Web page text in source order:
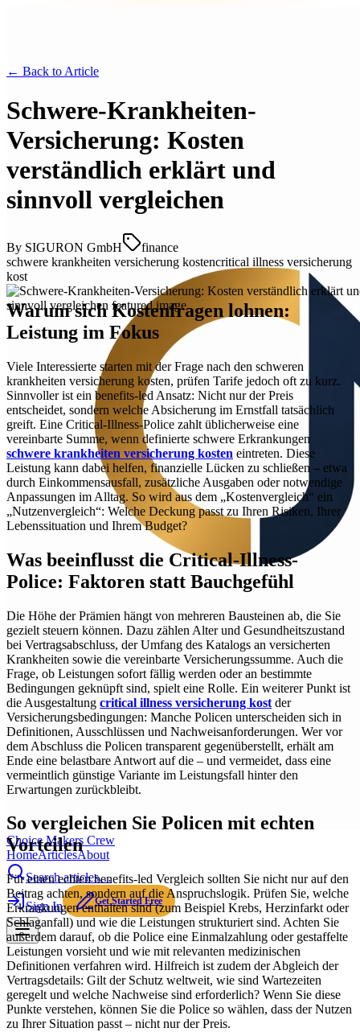
Choice Makers Crew
HomeArticlesAbout
Search articles…
Sign In Get Started Free
← Back to Article
Schwere-Krankheiten-
Versicherung: Kosten
verständlich erklärt und
sinnvoll vergleichen
By SIGURON GmbH
finance
schwere krankheiten versicherung kostencritical illness versicherung
kost
Warum sich Kostenfragen lohnen:
Leistung im Fokus
Viele Interessierte starten mit der Frage nach den schweren
krankheiten versicherung kosten, prüfen Tarife jedoch oft zu kurz.
Sinnvoller ist ein benefits-led Ansatz: Nicht nur der Preis
entscheidet, sondern welche Absicherung im Ernstfall tatsächlich
greift. Eine Critical-Illness-Police zahlt üblicherweise eine
vereinbarte Summe, wenn definierte schwere Erkrankungen
schwere krankheiten versicherung kosten eintreten. Diese
Leistung kann dabei helfen, finanzielle Lücken zu schließen – etwa
durch Einkommensausfall, zusätzliche Ausgaben oder notwendige
Anpassungen im Alltag. So wird aus dem „Kostenvergleich“ ein
„Nutzenvergleich“: Welche Deckung passt zu Ihren Risiken, Ihrer
Lebenssituation und Ihrem Budget?
Was beeinflusst die Critical-Illness-
Police: Faktoren statt Bauchgefühl
Die Höhe der Prämien hängt von mehreren Bausteinen ab, die Sie
gezielt steuern können. Dazu zählen Alter und Gesundheitszustand
bei Vertragsabschluss, der Umfang des Katalogs an versicherten
Krankheiten sowie die vereinbarte Versicherungssumme. Auch die
Frage, ob Leistungen sofort fällig werden oder an bestimmte
Bedingungen geknüpft sind, spielt eine Rolle. Ein weiterer Punkt ist
die Ausgestaltung critical illness versicherung kost der
Versicherungsbedingungen: Manche Policen unterscheiden sich in
Definitionen, Ausschlüssen und Nachweisanforderungen. Wer vor
dem Abschluss die Policen transparent gegenüberstellt, erhält am
Ende eine belastbare Antwort auf die – und vermeidet, dass eine
vermeintlich günstige Variante im Leistungsfall hinter den
Erwartungen zurückbleibt.
So vergleichen Sie Policen mit echten
Vorteilen
Für einen echten benefits-led Vergleich sollten Sie nicht nur auf den
Beitrag achten, sondern auf die Anspruchslogik. Prüfen Sie, welche
Erkrankungen enthalten sind (zum Beispiel Krebs, Herzinfarkt oder
Schlaganfall) und wie die Leistungen strukturiert sind. Achten Sie
außerdem darauf, ob die Police eine Einmalzahlung oder gestaffelte
Leistungen vorsieht und wie mit relevanten medizinischen
Definitionen verfahren wird. Hilfreich ist zudem der Abgleich der
Vertragsdetails: Gilt der Schutz weltweit, wie sind Wartezeiten
geregelt und welche Nachweise sind erforderlich? Wenn Sie diese
Punkte verstehen, können Sie die Police so wählen, dass der Nutzen
zu Ihrer Situation passt – nicht nur der Preis.